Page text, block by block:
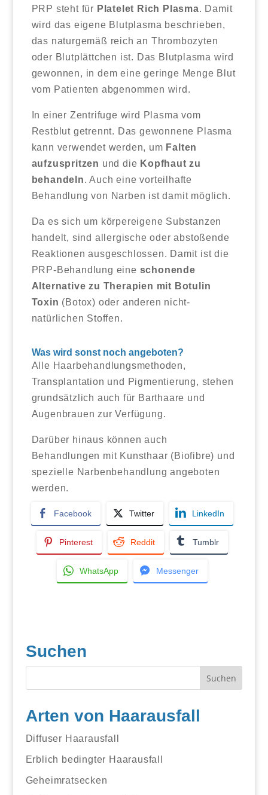
PRP steht für Platelet Rich Plasma. Damit
wird das eigene Blutplasma beschrieben,
das naturgemäß reich an Thrombozyten
oder Blutplättchen ist. Das Blutplasma wird
gewonnen, in dem eine geringe Menge Blut
vom Patienten abgenommen wird.
In einer Zentrifuge wird Plasma vom
Restblut getrennt. Das gewonnene Plasma
kann verwendet werden, um Falten
aufzuspritzen und die Kopfhaut zu
behandeln. Auch eine vorteilhafte
Behandlung von Narben ist damit möglich.
Da es sich um körpereigene Substanzen
handelt, sind allergische oder abstoßende
Reaktionen ausgeschlossen. Damit ist die
PRP-Behandlung eine schonende
Alternative zu Therapien mit Botulin
Toxin (Botox) oder anderen nicht-
natürlichen Stoffen.
Was wird sonst noch angeboten?
Alle Haarbehandlungsmethoden,
Transplantation und Pigmentierung, stehen
grundsätzlich auch für Barthaare und
Augenbrauen zur Verfügung.
Darüber hinaus können auch
Behandlungen mit Kunsthaar (Biofibre) und
spezielle Narbenbehandlung angeboten
werden.
Facebook Twitter LinkedIn
Pinterest Reddit Tumblr
WhatsApp Messenger
Suchen
Arten von Haarausfall
Diffuser Haarausfall
Erblich bedingter Haarausfall
Geheimratsecken